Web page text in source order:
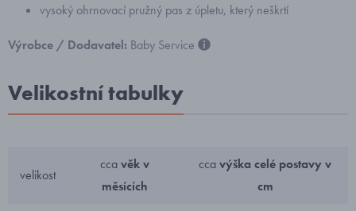
vysoký ohrnovací pružný pas z úpletu, který neškrtí
Výrobce / Dodavatel: Baby Service
Velikostní tabulky
velikost
ccavěk v
měsících
ccavýška celé postavy v
cm